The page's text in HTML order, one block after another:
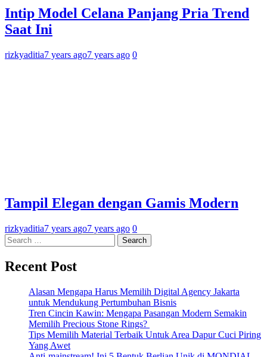
Intip Model Celana Panjang Pria Trend
Saat Ini
rizkyaditia7 years ago7 years ago 0
Tampil Elegan dengan Gamis Modern
rizkyaditia7 years ago7 years ago 0
Search
for:
Recent Post
Alasan Mengapa Harus Memilih Digital Agency Jakarta
untuk Mendukung Pertumbuhan Bisnis
Tren Cincin Kawin: Mengapa Pasangan Modern Semakin
Memilih Precious Stone Rings?
Tips Memilih Material Terbaik Untuk Area Dapur Cuci Piring
Yang Awet